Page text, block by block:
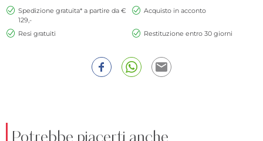
Spedizione gratuita* a partire da €
129,-
Acquisto in acconto
Resi gratuiti Restituzione entro 30 giorni